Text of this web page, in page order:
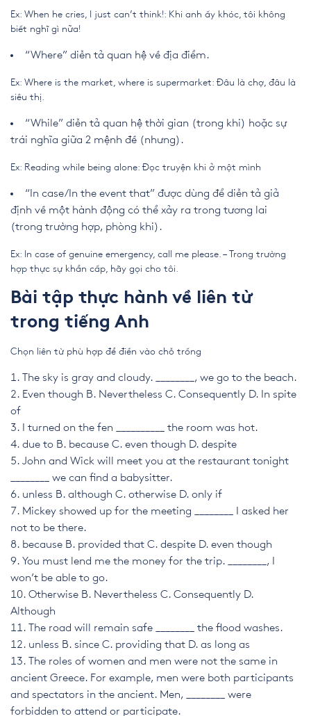
Ex: When he cries, I just can’t think!: Khi anh ấy khóc, tôi không
biết nghĩ gì nữa!
“Where” diễn tả quan hệ về địa điểm.
Ex: Where is the market, where is supermarket: Đâu là chợ, đâu là
siêu thị.
“While” diễn tả quan hệ thời gian (trong khi) hoặc sự
trái nghĩa giữa 2 mệnh đề (nhưng).
Ex: Reading while being alone: Đọc truyện khi ở một mình
“In case/In the event that” được dùng để diễn tả giả
định về một hành động có thể xảy ra trong tương lai
(trong trường hợp, phòng khi).
Ex: In case of genuine emergency, call me please. – Trong trường
hợp thực sự khẩn cấp, hãy gọi cho tôi.
Bài tập thực hành về liên từ
trong tiếng Anh
Chọn liên từ phù hợp để điền vào chỗ trống
The sky is gray and cloudy. ________, we go to the beach.
Even though B. Nevertheless C. Consequently D. In spite
of
I turned on the fen __________ the room was hot.
due to B. because C. even though D. despite
John and Wick will meet you at the restaurant tonight
________ we can find a babysitter.
unless B. although C. otherwise D. only if
Mickey showed up for the meeting ________ I asked her
not to be there.
because B. provided that C. despite D. even though
You must lend me the money for the trip. ________, I
won’t be able to go.
Otherwise B. Nevertheless C. Consequently D.
Although
The road will remain safe ________ the flood washes.
unless B. since C. providing that D. as long as
The roles of women and men were not the same in
ancient Greece. For example, men were both participants
and spectators in the ancient. Men, ________ were
forbidden to attend or participate.